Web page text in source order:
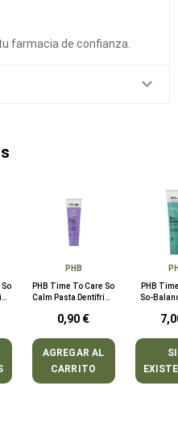
farmacia de confianza.
So
PHB
PHB Time To Care So
Calm Pasta Dentífrica
0,90 €
AGREGAR AL
CARRITO
PHB
So-